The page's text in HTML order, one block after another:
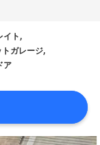
イト ,
ガレージ,
ア